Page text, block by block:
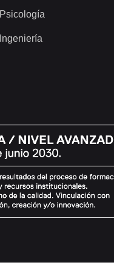
Psicología
Ingeniería